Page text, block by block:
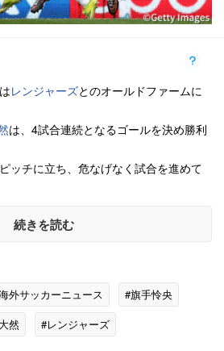
はレンジャーズとのオールドファームに
は、4試合連続となるゴールを決め勝利
ッチに立ち、危なげなく試合を進めて
続きを読む
外サッカーニュース
#旗手怜央
然
#レンジャーズ